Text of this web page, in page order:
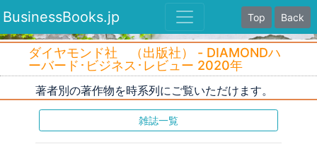
BusinessBooks.jp Top Back
ダイヤモンド社 （出版社） - DIAMONDハ
ーバード･ビジネス･レビュー 2020年
著者別の著作物を時系列にご覧いただけます。
雑誌一覧